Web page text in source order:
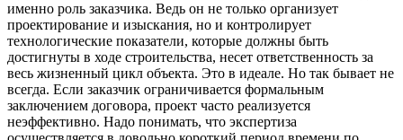
именно роль заказчика. Ведь он не только организует
проектирование и изыскания, но и контролирует
технологические показатели, которые должны быть
достигнуты в ходе строительства, несет ответственность за
весь жизненный цикл объекта. Это в идеале. Но так бывает не
всегда. Если заказчик ограничивается формальным
заключением договора, проект часто реализуется
неэффективно. Надо понимать, что экспертиза